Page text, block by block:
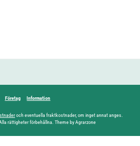
Företag Information
och eventuella fraktkostnader, om inget annat anges.
rättigheter förbehållna. Theme by Agrarzone